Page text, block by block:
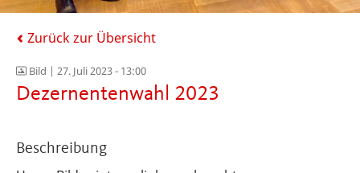
Zurück zur Übersicht
Bild | 27. Juli 2023 - 13:00
Dezernentenwahl 2023
Beschreibung